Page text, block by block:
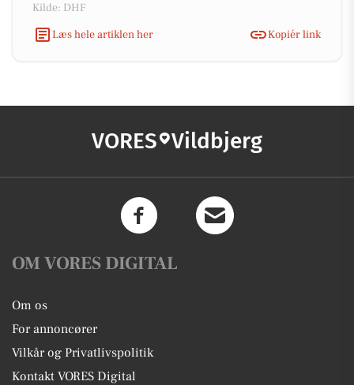
Kilde: DHF
Læs hele artiklen her
Kopiér link
VORES Vildbjerg
OM VORES DIGITAL
Om os
For annoncører
Vilkår og Privatlivspolitik
Kontakt VORES Digital